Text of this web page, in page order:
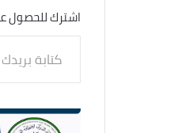
اشترك للحصول
الإلكتروني...